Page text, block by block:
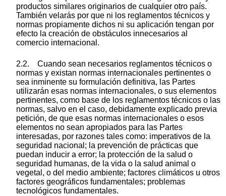
productos similares originarios de cualquier otro país.
También velarás por que ni los reglamentos técnicos y
normas propiamente dichos ni su aplicación tengan por
efecto la creación de obstáculos innecesarios al
comercio internacional.
2.2. Cuando sean necesarios reglamentos técnicos o
normas y existan normas internacionales pertinentes o
sea inminente su formulación definitiva, las Partes
utilizarán esas normas internacionales, o sus elementos
pertinentes, como base de los reglamentos técnicos o las
normas, salvo en el caso, debidamente explicado previa
petición, de que esas normas internacionales o esos
elementos no sean apropiados para las Partes
interesadas, por razones tales como: imperativos de la
seguridad nacional; la prevención de prácticas que
puedan inducir a error; la protección de la salud o
seguridad humanas, de la vida o la salud animal o
vegetal, o del medio ambiente; factores climáticos u otros
factores geográficos fundamentales; problemas
tecnológicos fundamentales.